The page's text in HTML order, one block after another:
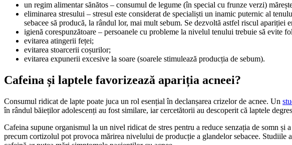
un regim alimentar sănătos – consumul de legume (în special cu frunze verzi)
eliminarea stresului – stresul este considerat de specialiști un inamic puternic al
sebacee să producă, la rândul lor, mai mult sebum. Se dezvoltă astfel riscul apariției
igienă corespunzătoare – persoanele cu probleme la nivelul tenului trebuie să evite
evitarea atingerii feței;
evitarea stoarcerii coșurilor;
evitarea expunerii excesive la soare (soarele stimulează producția de sebum).
Cafeina și laptele favorizează apariția acneei?
Consumul ridicat de lapte poate juca un rol esențial în declanșarea crizelor de acnee. Un
în rândul băieților adolescenți au fost similare, iar cercetătorii au descoperit că laptele
Cafeina supune organismul la un nivel ridicat de stres pentru a reduce senzația de somn
precum cortizolul pot provoca mărirea nivelului de producție a glandelor sebacee. Studiile